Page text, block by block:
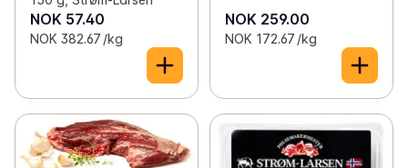
NOK 57.40
NOK 382.67 /kg
NOK 259.00
NOK 172.67 /kg